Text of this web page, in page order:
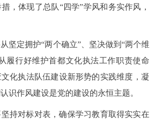
，体现了总队“四学”学风和务实作风，
坚定拥护“两个确立”、坚决做到“两个维
履行好维护首都文化执法工作职责使命
化执法队伍建设新形势的实践维度，凝
识作风建设是党的建设的永恒主题。
持对标对表，确保学习教育取得实实在